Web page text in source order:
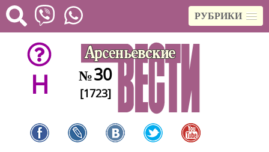
РУБРИКИ
H №30
[1723]